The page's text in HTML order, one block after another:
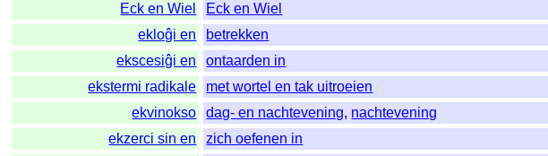
Eck en Wiel
Eck en Wiel
ekloĝi en
betrekken
ekscesiĝi en
ontaarden in
ekstermi radikale
met wortel en tak uitroeien
ekvinokso
dag- en nachtevening, nachtevening
ekzerci sin en
zich oefenen in